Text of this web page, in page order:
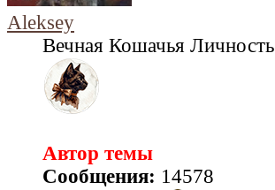
Aleksey
Вечная Кошачья Личность
Автор темы
Сообщения: 14578